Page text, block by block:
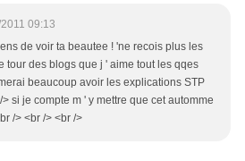
09:13
de voir ta beautee ! 'ne recois plus les
tour des blogs que j ' aime tout les qqes
beaucoup avoir les explications STP
si je compte m ' y mettre que cet automme
/> <br /> <br />